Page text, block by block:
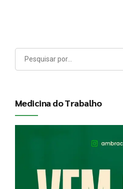
Medicina do Trabalho